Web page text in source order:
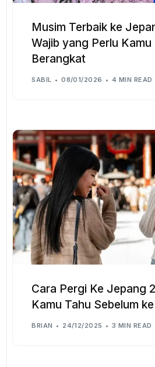
Musim Terbaik ke
Wajib yang Perlu Kamu
Berangkat
SABIL 08/01/2026 4 MIN READ
Cara Pergi Ke Jepang
Kamu Tahu Sebelum
BRIAN 24/12/2025 3 MIN READ